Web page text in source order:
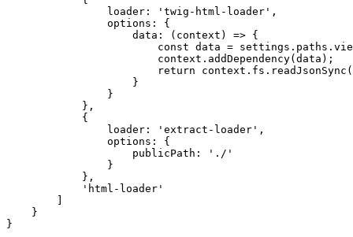
                loader: 'twig-html-loader',
                options: {
                    data: (context) => {
const data =
                        context.addDependency(data);
return
                    }
                }
            },
            {
                loader: 'extract-loader',
                options: {
                    publicPath: './'
                }
            },
            'html-loader'
    }
}